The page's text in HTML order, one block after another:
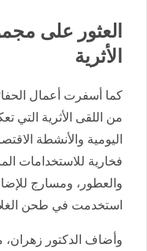
العثور على
الأثرية
كما أسفرت أعمال
من اللقى الأثرية التي
اليومية والأنشطة
فخارية للاستخدامات
والعطور، ومسارج
استخدمت في طحن
وأضاف الدكتور زهران،